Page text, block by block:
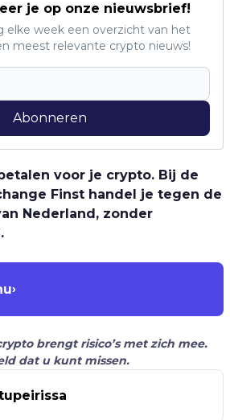
je op onze nieuwsbrief!
elke week een overzicht van het
meest relevante crypto nieuws!
Abonneren
voor je crypto. Bij de
Finst handel je tegen de
Nederland, zonder
›
brengt risico’s met zich mee.
dat u kunt missen.